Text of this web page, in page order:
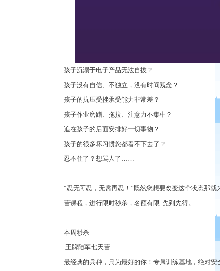
孩子沉溺于电子产品无法自拔？
孩子没有自信、不独立，没有时间观念？
孩子的抗压受挫承受能力非常差？
孩子作业磨蹭、拖拉、注意力不集中？
追在孩子的后面安排好一切事物？
孩子的很多坏习惯您都看不下去了？
忍不住了？想骂人了 ……
“忍无可忍，无需再忍！ ” 既然您想要改变这个状态那就
营课程 ， 进行限时秒杀 ， 名额有限 先到先得。
本周秒杀
王牌陆军七天营
最经典的兵种，只为最好的你！专属训练基地，绝对